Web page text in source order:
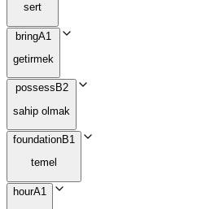
sert
bringA1
getirmek
possess B2
sahip olmak
foundationB1
temel
hourA1